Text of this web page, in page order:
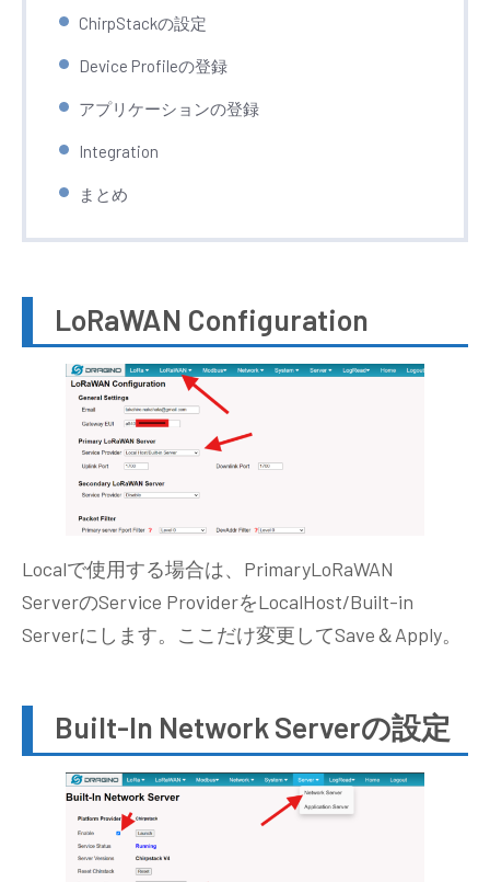
ChirpStackの設定
Device Profileの登録
アプリケーションの登録
Integration
まとめ
LoRaWAN Configuration
Localで使用する場合は、PrimaryLoRaWAN
ServerのService ProviderをLocalHost/Built-in
Serverにします。ここだけ変更してSave＆Apply。
Built-In Network Serverの設定